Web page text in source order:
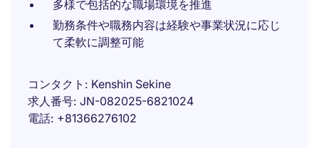
多様で包括的な職場環境を推進
勤務条件や職務内容は経験や事業状況に応じ
て柔軟に調整可能
コンタクト
Kenshin Sekine
求人番号 JN-082025-6821024
電話 +81366276102